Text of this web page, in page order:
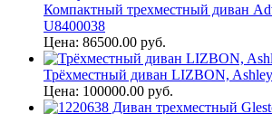
Компактный трехместный диван
U8400038
Цена: 86500.00 руб.
Трёхместный диван LIZBON,
Цена: 100000.00 руб.